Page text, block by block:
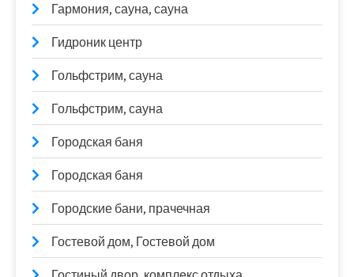
Гармония, сауна, сауна
Гидроник центр
Гольфстрим, сауна
Гольфстрим, сауна
Городская баня
Городская баня
Городские бани, прачечная
Гостевой дом, Гостевой дом